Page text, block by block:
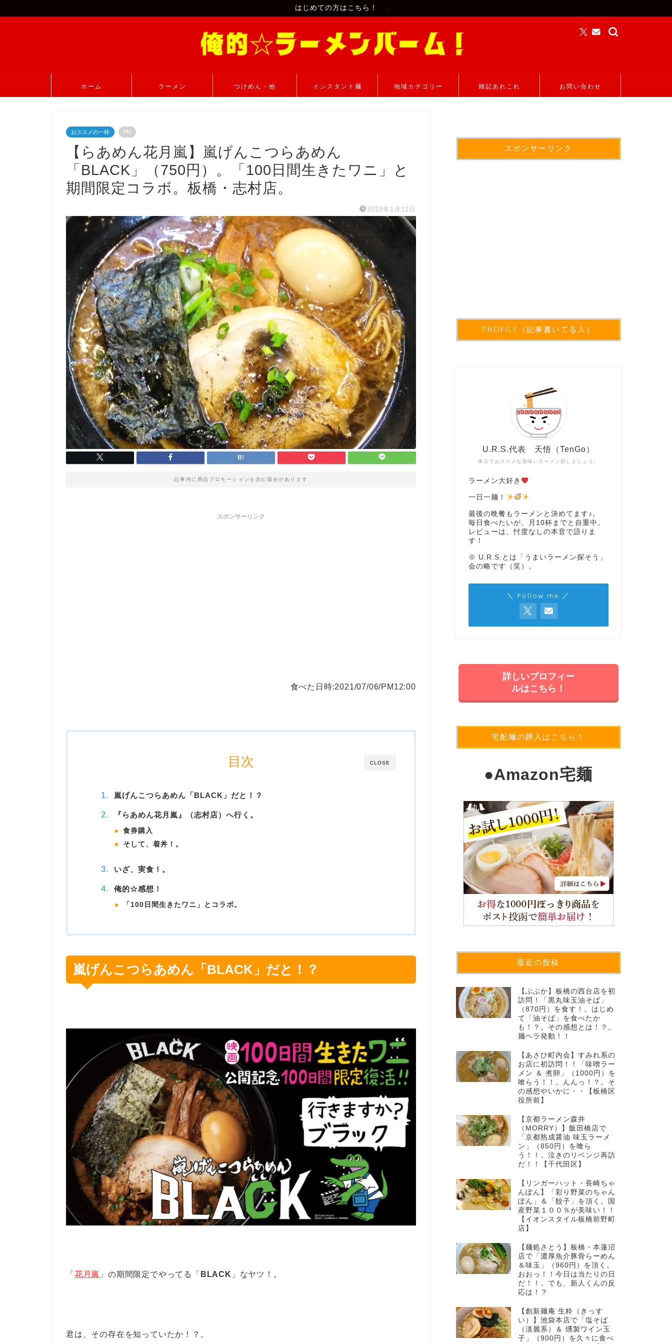
はじめての方はこちら！
ホーム ラーメン つけめん・他 インスタント麺 地域カテゴリー 雑記あれこれ お問い合わせ
おススメの一杯 PR
【らあめん花月嵐】嵐げんこつらあめん
「BLACK」（750円）。「100日間生きたワニ」と
期間限定コラボ。板橋・志村店。
2022年1月11日
記事内に商品プロモーションを含む場合があります
スポンサーリンク
食べた日時:2021/07/06/PM12:00
CLOSE
目次
嵐げんこつらあめん「BLACK」だと！？
『らあめん花月嵐』（志村店）へ行く。
食券購入
そして、着丼！。
いざ、実食！。
俺的☆感想！
「100日間生きたワニ」とコラボ。
嵐げんこつらあめん「BLACK」だと！？
「 花月嵐 」の期間限定でやってる「 BLACK 」なヤツ！。
君は、その存在を知っていたか！？。
スポンサーリンク
PROFILE（記事書いてる人）
東京でおススメな美味いラーメン探しましょう。
U.R.S.代表 天悟（TenGo）
ラーメン大好き
一日一麺！
最後の晩餐もラーメンと決めてます♪。
毎日食べたいが、月10杯までと自重中。
レビューは、忖度なしの本音で語りま
す！
※ U.R.S.とは「うまいラーメン探そう」
会の略です（笑）。
＼ Follow me ／
詳しいプロフィー
ルはこちら！
宅配麺の購入はこちら！
●Amazon宅麺
最近の投稿
【ぶぶか】板橋の西台店を初
訪問！「黒丸味玉油そば」
（870円）を食す！。はじめ
て「油そば」を食べたか
も！？。その感想とは！？。
麺ヘラ発動！！
【あさひ町内会】すみれ系の
お店に初訪問！！「味噌ラー
メン ＆ 煮卵」（1000円）を
喰らう！！。んんっ！？。そ
の感想やいかに・・【板橋区
役所前】
【京都ラーメン森井
（MORRY）】飯田橋店で
「京都熟成醤油 味玉ラーメ
ン」（850円）を喰ら
う！！。泣きのリベンジ再訪
だ！！【千代田区】
【リンガーハット・長崎ちゃ
んぽん】「彩り野菜のちゃん
ぽん」＆「餃子」を頂く。国
産野菜１００％が美味い！！
【イオンスタイル板橋前野町
店】
【麺処さとう】板橋・本蓮沼
店で「濃厚魚介豚骨らーめん
＆味玉」（960円）を頂く。
おおっ！！今日は当たりの日
だ！！。でも、新人くんの反
応は！？
【創新麺庵 生粋（きっす
い）】池袋本店で「塩そば
（淡麗系）＆ 燻製ワイン玉
子」（900円）を久々に食べ